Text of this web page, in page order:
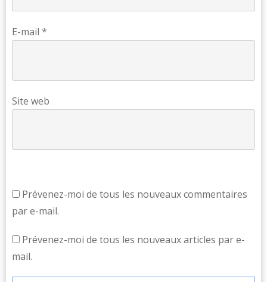
E-mail *
Site web
Prévenez-moi de tous les nouveaux commentaires
par e-mail.
Prévenez-moi de tous les nouveaux articles par e-
mail.